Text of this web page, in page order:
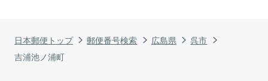
日本郵便トップ 郵便番号検索 広島県
呉市
吉浦池ノ浦町